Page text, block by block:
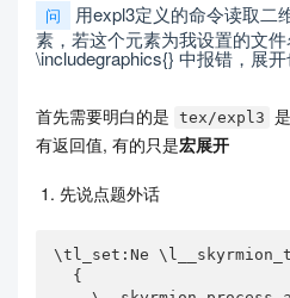
问
用expl3定义的命令读取二
素，若这个元素为我设置的文
\includegraphics{} 中报错，展
首先需要明白的是 tex/expl3
有返回值, 有的只是宏展开
先说点题外话
\tl_set:Ne